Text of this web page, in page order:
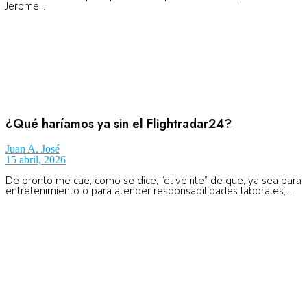
Jerome...
¿Qué haríamos ya sin el Flightradar24?
Juan A. José
15 abril, 2026
De pronto me cae, como se dice, “el veinte” de que, ya sea para
entretenimiento o para atender responsabilidades laborales,...